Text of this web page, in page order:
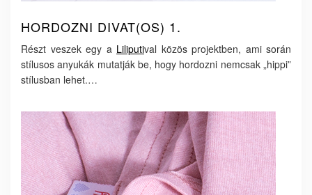
HORDOZNI DIVAT(OS) 1.
Részt veszek egy a Liliputival közös projektben, ami során
stílusos anyukák mutatják be, hogy hordozni nemcsak „hippi”
stílusban lehet.…